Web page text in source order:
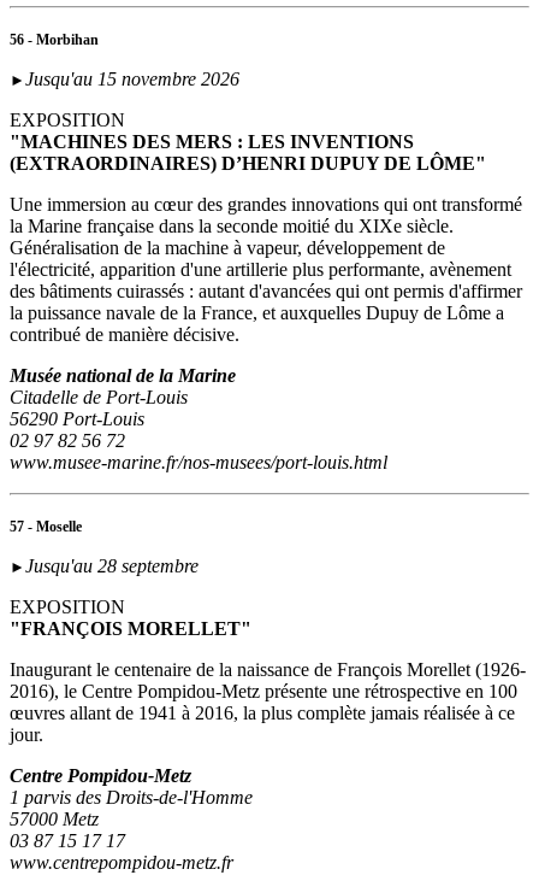
56 - Morbihan
► Jusqu'au 15 novembre 2026
EXPOSITION
"MACHINES DES MERS : LES INVENTIONS
(EXTRAORDINAIRES) D’HENRI DUPUY DE LÔME"
Une immersion au cœur des grandes innovations qui ont transformé
la Marine française dans la seconde moitié du XIXe siècle.
Généralisation de la machine à vapeur, développement de
l'électricité, apparition d'une artillerie plus performante, avènement
des bâtiments cuirassés : autant d'avancées qui ont permis d'affirmer
la puissance navale de la France, et auxquelles Dupuy de Lôme a
contribué de manière décisive.
Musée national de la Marine
Citadelle de Port-Louis
56290 Port-Louis
02 97 82 56 72
www.musee-marine.fr/nos-musees/port-louis.html
57 - Moselle
► Jusqu'au 28 septembre
EXPOSITION
"FRANÇOIS MORELLET"
Inaugurant le centenaire de la naissance de François Morellet (1926-
2016), le Centre Pompidou-Metz présente une rétrospective en 100
œuvres allant de 1941 à 2016, la plus complète jamais réalisée à ce
jour.
Centre Pompidou-Metz
1 parvis des Droits-de-l'Homme
57000 Metz
03 87 15 17 17
www.centrepompidou-metz.fr